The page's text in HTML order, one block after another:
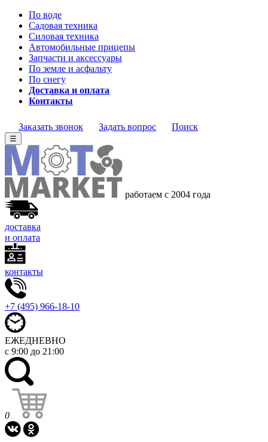
По воде
Садовая техника
Силовая техника
Автомобильные прицепы
Запчасти и аксессуары
По земле и асфальту
По снегу
Доставка и оплата
Контакты
Заказать звонок Задать вопрос Поиск
☰
работаем с 2004 года
доставка
и оплата
контакты
+7 (495) 966-18-10
ЕЖЕДНЕВНО
с 9:00 до 21:00
0